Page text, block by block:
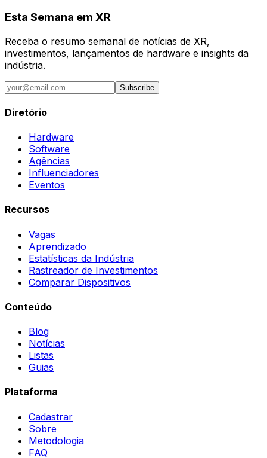
Esta Semana em XR
Receba o resumo semanal de notícias de XR,
investimentos, lançamentos de hardware e insights da
indústria.
Subscribe
Diretório
Hardware
Software
Agências
Influenciadores
Eventos
Recursos
Vagas
Aprendizado
Estatísticas da Indústria
Rastreador de Investimentos
Comparar Dispositivos
Conteúdo
Blog
Notícias
Listas
Guias
Plataforma
Cadastrar
Sobre
Metodologia
FAQ